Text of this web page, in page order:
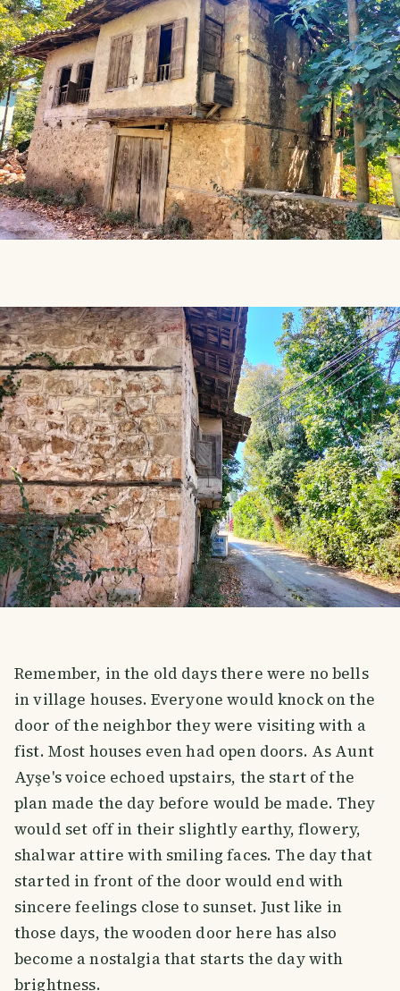
Remember, in the old days there were no bells
in village houses. Everyone would knock on the
door of the neighbor they were visiting with a
fist. Most houses even had open doors. As Aunt
Ayşe's voice echoed upstairs, the start of the
plan made the day before would be made. They
would set off in their slightly earthy, flowery,
shalwar attire with smiling faces. The day that
started in front of the door would end with
sincere feelings close to sunset. Just like in
those days, the wooden door here has also
become a nostalgia that starts the day with
brightness.